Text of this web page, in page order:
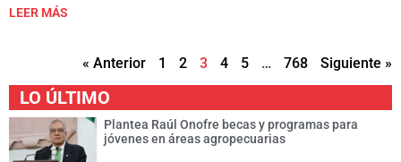
LEER MÁS
« Anterior 1 2 3 4 5 … 768 Siguiente »
LO ÚLTIMO
Plantea Raúl Onofre becas y programas para
jóvenes en áreas agropecuarias